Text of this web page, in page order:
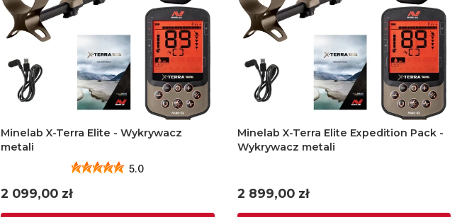
Minelab X-Terra Elite - Wykrywacz
metali
5.0
Cena
2 099,00 zł
Minelab X-Terra Elite Expedition Pack -
Wykrywacz metali
Cena
2 899,00 zł